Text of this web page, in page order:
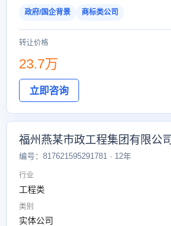
政府/国企背景 商标类公司
转让价格
23.7万
立即咨询
福州燕某市政工程集团有限公司
编号：817621595291781 · 12年
行业
工程类
类别
实体公司